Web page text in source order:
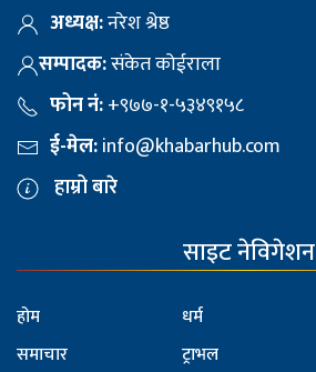
अध्यक्ष:नरेश श्रेष्ठ
सम्पादक:संकेत कोईराला
फोन नं:+९७७-१-५३४९१५८
ई-मेल:info@khabarhub.com
हाम्रो बारे
साइट नेविगेशन
होम
समाचार
धर्म
ट्राभल